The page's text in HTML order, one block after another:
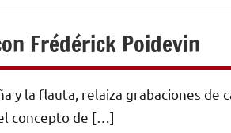
Frédérick Poidevin
y la flauta, relaiza grabaciones de
concepto de […]